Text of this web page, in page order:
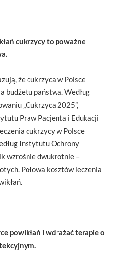
cukrzycy to poważne
że cukrzyca w Polsce
budżetu państwa. Według
„Cukrzyca 2025”,
Praw Pacjenta i Edukacji
cukrzycy w Polsce
Instytutu Ochrony
wzrośnie dwukrotnie –
Połowa kosztów leczenia
powikłań i wdrażać terapie o